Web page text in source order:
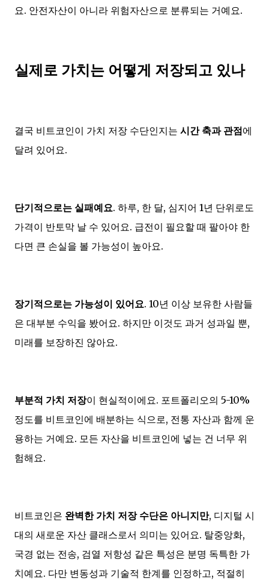
요. 안전자산이 아니라 위험자산으로 분류되는 거예요.
실제로 가치는 어떻게 저장되고 있나
결국 비트코인이 가치 저장 수단인지는 시간 축과 관점에
달려 있어요.
단기적으로는 실패예요. 하루, 한 달, 심지어 1년 단위로도
가격이 반토막 날 수 있어요. 급전이 필요할 때 팔아야 한
다면 큰 손실을 볼 가능성이 높아요.
장기적으로는 가능성이 있어요. 10년 이상 보유한 사람들
은 대부분 수익을 봤어요. 하지만 이것도 과거 성과일 뿐,
미래를 보장하진 않아요.
부분적 가치 저장이 현실적이에요. 포트폴리오의 5-10%
정도를 비트코인에 배분하는 식으로, 전통 자산과 함께 운
용하는 거예요. 모든 자산을 비트코인에 넣는 건 너무 위
험해요.
비트코인은 완벽한 가치 저장 수단은 아니지만, 디지털 시
대의 새로운 자산 클래스로서 의미는 있어요. 탈중앙화,
국경 없는 전송, 검열 저항성 같은 특성은 분명 독특한 가
치예요. 다만 변동성과 기술적 한계를 인정하고, 적절히